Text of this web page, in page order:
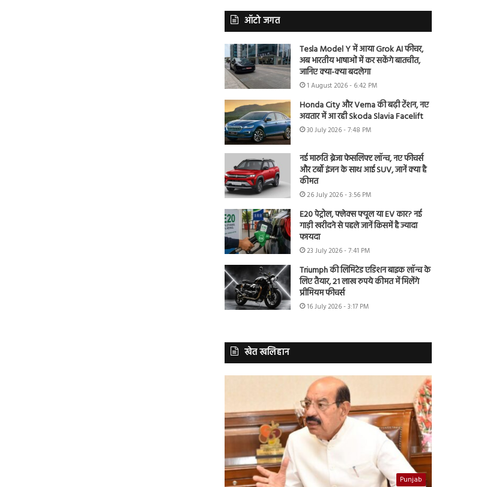
ऑटो जगत
Tesla Model Y में आया Grok AI फीचर,
अब भारतीय भाषाओं में कर सकेंगे बातचीत,
जानिए क्या-क्या बदलेगा
1 August 2026 - 6:42 PM
Honda City और Verna की बढ़ी टेंशन, नए
अवतार में आ रही Skoda Slavia Facelift
30 July 2026 - 7:48 PM
नई मारुति ब्रेजा फेसलिफ्ट लॉन्च, नए फीचर्स
और टर्बो इंजन के साथ आई SUV, जानें क्या है
कीमत
26 July 2026 - 3:56 PM
E20 पेट्रोल, फ्लेक्स फ्यूल या EV कार? नई
गाड़ी खरीदने से पहले जानें किसमें है ज्यादा
फायदा
23 July 2026 - 7:41 PM
Triumph की लिमिटेड एडिशन बाइक लॉन्च के
लिए तैयार, 21 लाख रुपये कीमत में मिलेंगे
प्रीमियम फीचर्स
16 July 2026 - 3:17 PM
खेत खलिहान
Punjab